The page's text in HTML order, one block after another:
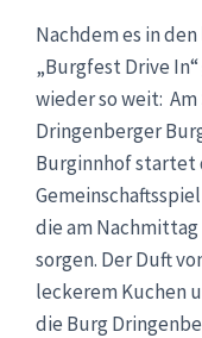
Nachdem es in
„Burgfest Drive
wieder so weit:
Dringenberger
Burginnhof startet
die am
sorgen. Der Duft
leckerem Kuchen
die Burg